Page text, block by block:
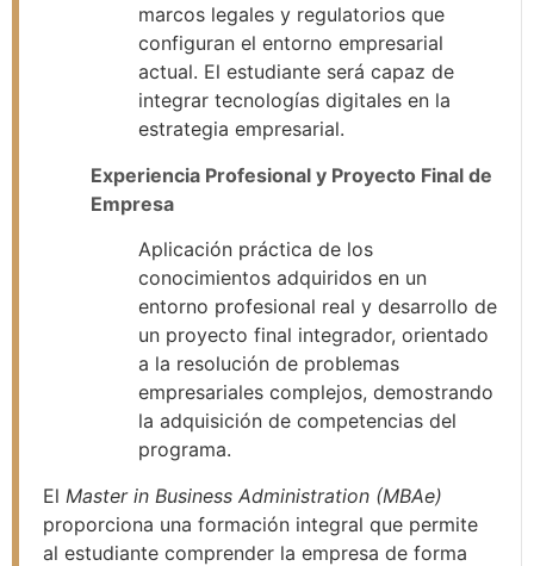
marcos legales y regulatorios que
configuran el entorno empresarial
actual. El estudiante será capaz de
integrar tecnologías digitales en la
estrategia empresarial.
Experiencia Profesional y Proyecto Final de
Empresa
Aplicación práctica de los
conocimientos adquiridos en un
entorno profesional real y desarrollo de
un proyecto final integrador, orientado
a la resolución de problemas
empresariales complejos, demostrando
la adquisición de competencias del
programa.
El Master in Business Administration (MBAe)
proporciona una formación integral que permite
al estudiante comprender la empresa de forma